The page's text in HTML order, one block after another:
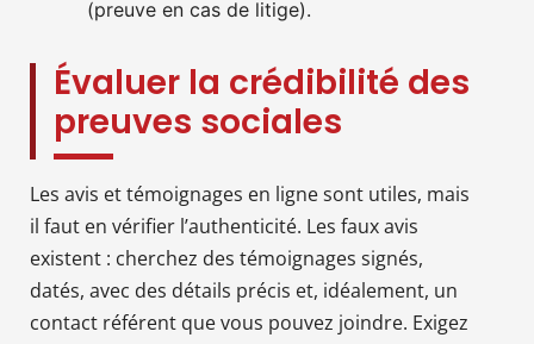
(preuve en cas de litige).
Évaluer la crédibilité des
preuves sociales
Les avis et témoignages en ligne sont utiles, mais
il faut en vérifier l’authenticité. Les faux avis
existent : cherchez des témoignages signés,
datés, avec des détails précis et, idéalement, un
contact référent que vous pouvez joindre. Exigez